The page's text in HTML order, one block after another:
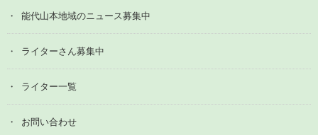
能代山本地域のニュース募集中
ライターさん募集中
ライター一覧
お問い合わせ